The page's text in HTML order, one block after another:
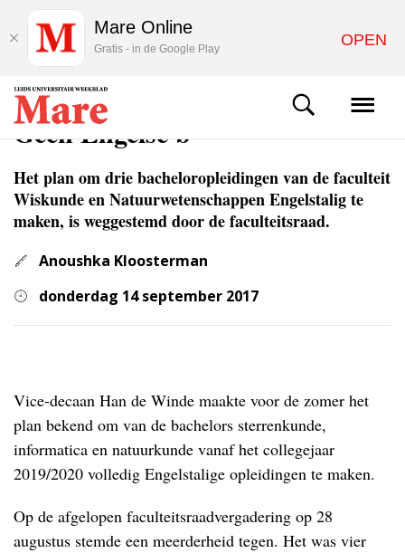
NIEUWS
Geen Engelse b
Het plan om drie bacheloropleidingen van de faculteit
Wiskunde en Natuurwetenschappen Engelstalig te
maken, is weggestemd door de faculteitsraad.
Anoushka Kloosterman
donderdag 14 september 2017
Vice-decaan Han de Winde maakte voor de zomer het
plan bekend om van de bachelors sterrenkunde,
informatica en natuurkunde vanaf het collegejaar
2019/2020 volledig Engelstalige opleidingen te maken.
Op de afgelopen faculteitsraadvergadering op 28
augustus stemde een meerderheid tegen. Het was vier
Mare Online
Gratis - in de Google Play OPEN